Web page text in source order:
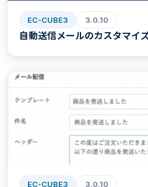
EC-CUBE3 3.0.10
自動送信メールのカスタマイ
EC-CUBE3 3.0.10